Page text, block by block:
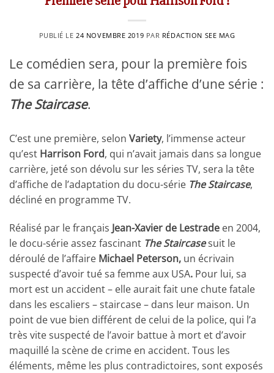
PUBLIÉ LE 24 NOVEMBRE 2019 PAR RÉDACTION SEE MAG
Le comédien sera, pour la première fois
de sa carrière, la tête d’affiche d’une série :
The Staircase.
C’est une première, selon Variety, l’immense acteur
qu’est Harrison Ford, qui n’avait jamais dans sa longue
carrière, jeté son dévolu sur les séries TV, sera la tête
d’affiche de l’adaptation du docu-série The Staircase,
décliné en programme TV.
Réalisé par le français Jean-Xavier de Lestrade en 2004,
le docu-série assez fascinant The Staircasesuit le
déroulé de l’affaire Michael Peterson, un écrivain
suspecté d’avoir tué sa femme aux USA. Pour lui, sa
mort est un accident – elle aurait fait une chute fatale
dans les escaliers – staircase – dans leur maison. Un
point de vue bien différent de celui de la police, qui l’a
très vite suspecté de l’avoir battue à mort et d’avoir
maquillé la scène de crime en accident. Tous les
éléments, même les plus contradictoires, sont exposés